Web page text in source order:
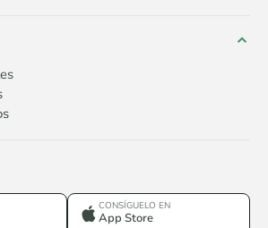
CONSÍGUELO EN
App Store